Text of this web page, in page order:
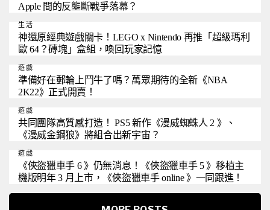
Apple 間的反壟斷戰爭落幕？
生活
神還原經典遊戲關卡！LEGO x Nintendo 再推「超級瑪利
歐 64？磚塊」盒組，喚回玩家記憶
遊戲
準備好在郵輪上鬥牛了嗎？萬眾期待的全新《NBA
2K22》正式開賣！
遊戲
共同團隊高質感打造！ PS5 新作《漫威蜘蛛人 2 》、
《漫威金鋼狼》將組合出新宇宙？
遊戲
《俠盜獵車手 6 》仍無消息！《俠盜獵車手 5 》移植主
機版明年 3 月上市，《俠盜獵車手 online 》一同跟進！